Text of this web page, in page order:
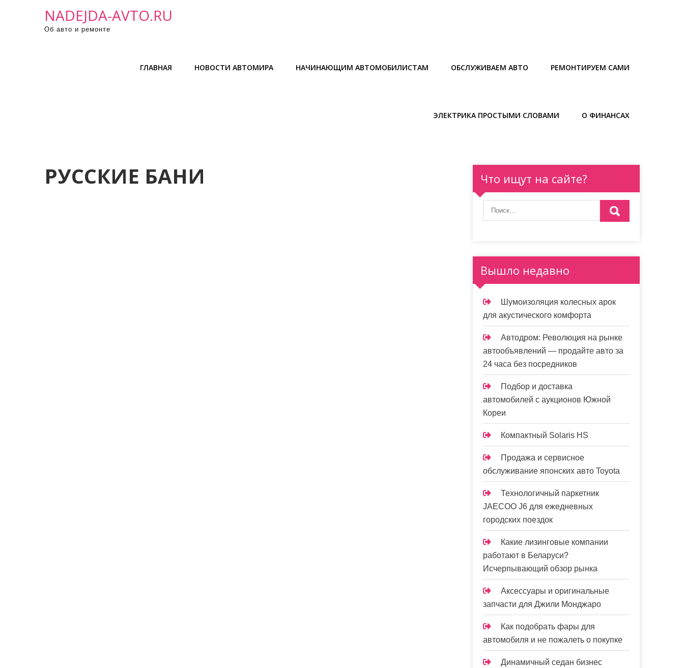
NADEJDA-AVTO.RU
Об авто и ремонте
ГЛАВНАЯ НОВОСТИ АВТОМИРА НАЧИНАЮЩИМ АВТОМОБИЛИСТАМ ОБСЛУЖИВАЕМ АВТО РЕМОНТИРУЕМ САМИ
ЭЛЕКТРИКА ПРОСТЫМИ СЛОВАМИ О ФИНАНСАХ
РУССКИЕ БАНИ Что ищут на сайте?
Вышло недавно
Шумоизоляция колесных арок
для акустического комфорта
Автодром: Революция на рынке
автообъявлений — продайте авто за
24 часа без посредников
Подбор и доставка
автомобилей с аукционов Южной
Кореи
Компактный Solaris HS
Продажа и сервисное
обслуживание японских авто Toyota
Технологичный паркетник
JAECOO J6 для ежедневных
городских поездок
Какие лизинговые компании
работают в Беларуси?
Исчерпывающий обзор рынка
Аксессуары и оригинальные
запчасти для Джили Монджаро
Как подобрать фары для
автомобиля и не пожалеть о покупке
Динамичный седан бизнес